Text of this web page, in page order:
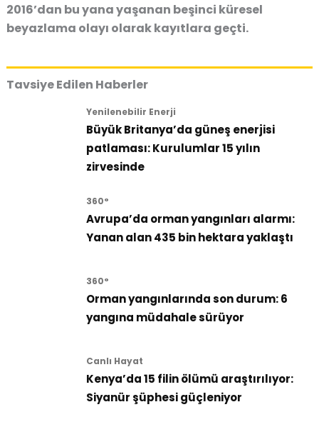
2016’dan bu yana yaşanan beşinci küresel
beyazlama olayı olarak kayıtlara geçti.
Tavsiye Edilen Haberler
Yenilenebilir Enerji
Büyük Britanya’da güneş enerjisi
patlaması: Kurulumlar 15 yılın
zirvesinde
360°
Avrupa’da orman yangınları alarmı:
Yanan alan 435 bin hektara yaklaştı
360°
Orman yangınlarında son durum: 6
yangına müdahale sürüyor
Canlı Hayat
Kenya’da 15 filin ölümü araştırılıyor:
Siyanür şüphesi güçleniyor